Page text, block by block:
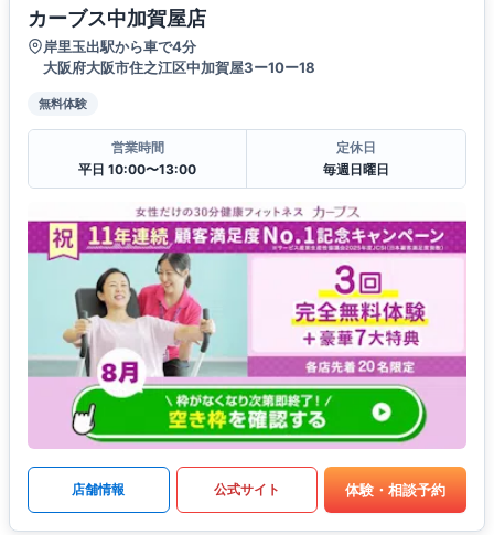
カーブス中加賀屋店
岸里玉出駅から車で4分
大阪府大阪市住之江区中加賀屋3ー10ー18
無料体験
営業時間
平日 10:00〜13:00
定休日
毎週日曜日
店舗情報 公式サイト 体験・相談予約